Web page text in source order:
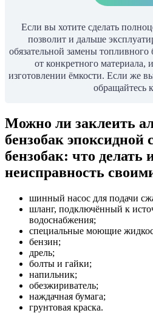
Если вы хотите сделать
позволит и дальше
обязательной замены топливного
от конкретного материала,
изготовлении ёмкости. Если же
обращайтесь
Можно ли заклеить
бензобак
бензобак: что делать
неисправность
шинный насос для подачи
шланг, подключённый к
водоснабжения;
специальные моющие
бензин;
дрель;
болты и гайки;
напильник;
обезжириватель;
наждачная бумага;
грунтовая краска.